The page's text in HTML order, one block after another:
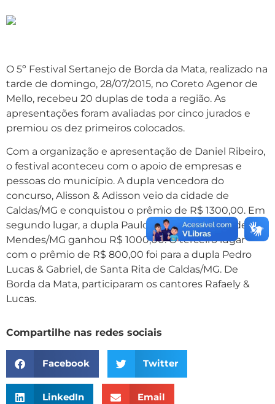
O 5º Festival Sertanejo de Borda da Mata, realizado na
tarde de domingo, 28/07/2015, no Coreto Agenor de
Mello, recebeu 20 duplas de toda a região. As
apresentações foram avaliadas por cinco jurados e
premiou os dez primeiros colocados.
Com a organização e apresentação de Daniel Ribeiro,
o festival aconteceu com o apoio de empresas e
pessoas do município. A dupla vencedora do
concurso, Alisson & Adisson veio da cidade de
Caldas/MG e conquistou o prêmio de R$ 1300,00. Em
segundo lugar, a dupla Paulo Souza & Adriano, de Eloi
Mendes/MG ganhou R$ 1000,00. O terceiro lugar
com o prêmio de R$ 800,00 foi para a dupla Pedro
Lucas & Gabriel, de Santa Rita de Caldas/MG. De
Borda da Mata, participaram os cantores Rafaely &
Lucas.
Compartilhe nas redes sociais
Facebook Twitter
LinkedIn Email